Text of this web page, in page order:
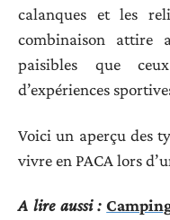
calanques et les
combinaison attire
paisibles que
d’expériences
Voici un aperçu des
vivre en PACA lors
A lire aussi :